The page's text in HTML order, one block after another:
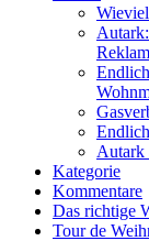
Autark
Kategorie
Kommentare
Das richtige
Tour de